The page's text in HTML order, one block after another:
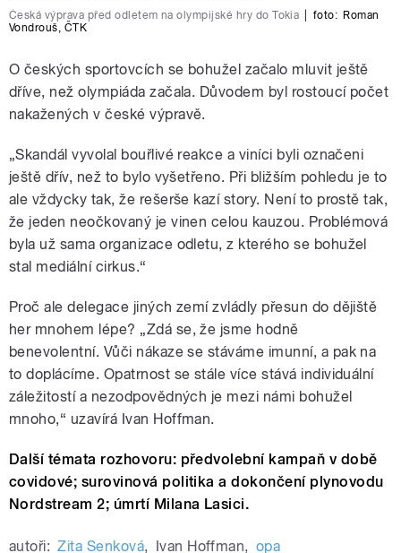
Česká výprava před odletem na olympijské hry do Tokia foto: Roman
Vondrouš, ČTK
O českých sportovcích se bohužel začalo mluvit ještě
dříve, než olympiáda začala. Důvodem byl rostoucí počet
nakažených v české výpravě.
„Skandál vyvolal bouřlivé reakce a viníci byli označeni
ještě dřív, než to bylo vyšetřeno. Při bližším pohledu je to
ale vždycky tak, že rešerše kazí story. Není to prostě tak,
že jeden neočkovaný je vinen celou kauzou. Problémová
byla už sama organizace odletu, z kterého se bohužel
stal mediální cirkus.“
Proč ale delegace jiných zemí zvládly přesun do dějiště
her mnohem lépe? „Zdá se, že jsme hodně
benevolentní. Vůči nákaze se stáváme imunní, a pak na
to doplácíme. Opatrnost se stále více stává individuální
záležitostí a nezodpovědných je mezi námi bohužel
mnoho,“ uzavírá Ivan Hoffman.
Další témata rozhovoru: předvolební kampaň v době
covidové; surovinová politika a dokončení plynovodu
Nordstream 2; úmrtí Milana Lasici.
autoři: Zita Senková, Ivan Hoffman, opa